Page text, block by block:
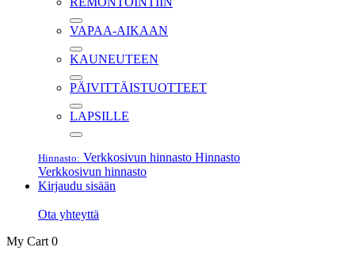
VAPAA-AIKAAN
KAUNEUTEEN
PÄIVITTÄISTUOTTEET
LAPSILLE
Hinnasto: Verkkosivun hinnasto Hinnasto
Verkkosivun hinnasto
Kirjaudu sisään
Ota yhteyttä
My Cart 0